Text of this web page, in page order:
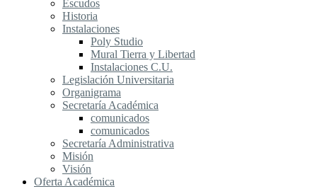
Escudos
Historia
Instalaciones
Poly Studio
Mural Tierra y Libertad
Instalaciones C.U.
Legislación Universitaria
Organigrama
Secretaría Académica
comunicados
comunicados
Secretaría Administrativa
Misión
Visión
Oferta Académica